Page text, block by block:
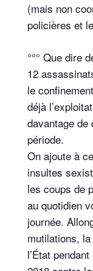
(mais non
policières et
°°° Que dire
12
le
déjà
davantage
période.
On ajoute à
insultes
les coups de
au quotidien
journée.
mutilations,
l’État